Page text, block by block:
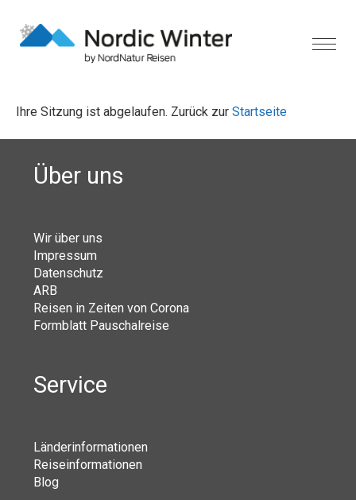
Ihre Sitzung ist abgelaufen. Zurück zur Startseite
Über uns
Wir über uns
Impressum
Datenschutz
ARB
Reisen in Zeiten von Corona
Formblatt Pauschalreise
Service
Länderinformationen
Reiseinformationen
Blog